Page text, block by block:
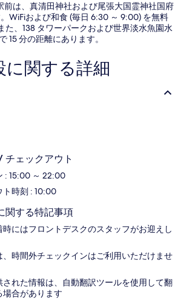
は、真清田神社および尾張大国霊神社国府
WiFiおよび和食 (毎日 6:30 ～ 9:00) を無料
た、138 タワーパークおよび世界淡水魚園水
15 分の距離にあります。
に関する詳細
チェックアウト
: 15:00 ～ 22:00
時刻 : 10:00
関する特記事項
にはフロントデスクのスタッフがお迎えし
、時間外チェックインはご利用いただけませ
された情報は、自動翻訳ツールを使用して翻
合があります